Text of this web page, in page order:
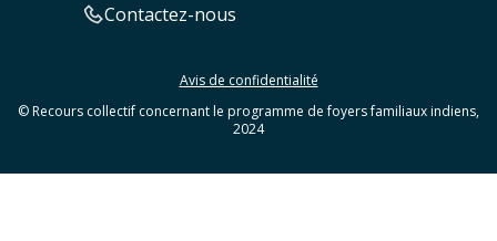
Contactez-nous
Avis de confidentialité
© Recours collectif concernant le programme de foyers familiaux indiens,
2024